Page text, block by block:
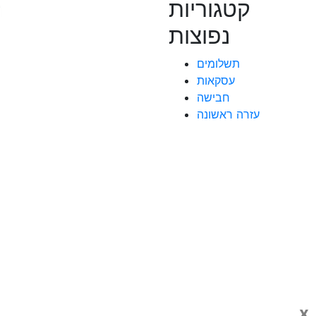
קטגוריות
נפוצות
תשלומים
עסקאות
חבישה
עזרה ראשונה